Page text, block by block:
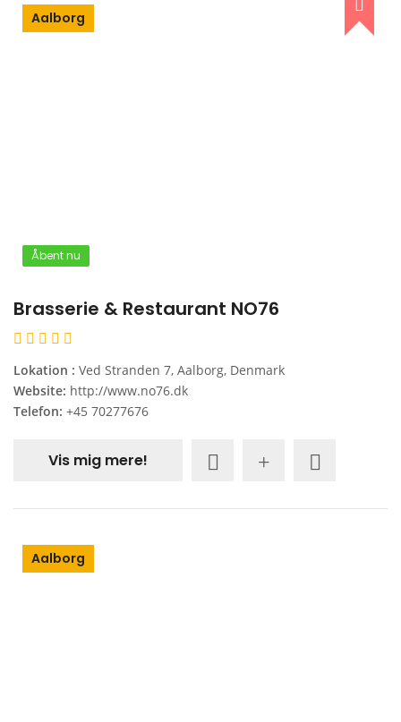
Aalborg
Åbent nu
Brasserie & Restaurant NO76
Lokation : Ved Stranden 7, Aalborg, Denmark
Website: http://www.no76.dk
Telefon: +45 70277676
Vis mig mere!
Aalborg